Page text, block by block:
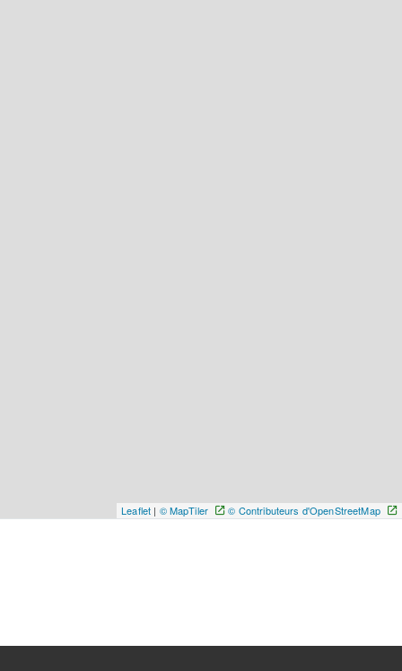
Leaflet | © MapTiler © Contributeurs d'OpenStreetMap